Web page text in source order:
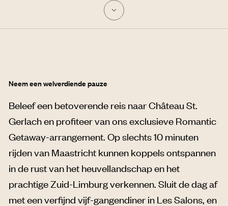
Neem een welverdiende pauze
Beleef een betoverende reis naar Château St.
Gerlach en profiteer van ons exclusieve Romantic
Getaway-arrangement. Op slechts 10 minuten
rijden van Maastricht kunnen koppels ontspannen
in de rust van het heuvellandschap en het
prachtige Zuid-Limburg verkennen. Sluit de dag af
met een verfijnd vijf-gangendiner in Les Salons, en